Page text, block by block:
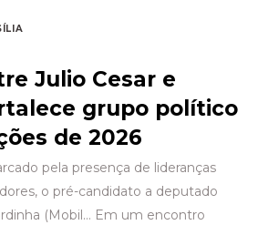
Julio Cesar e
grupo político
de 2026
pela presença de lideranças
o pré-candidato a deputado
(Mobil… Em um encontro